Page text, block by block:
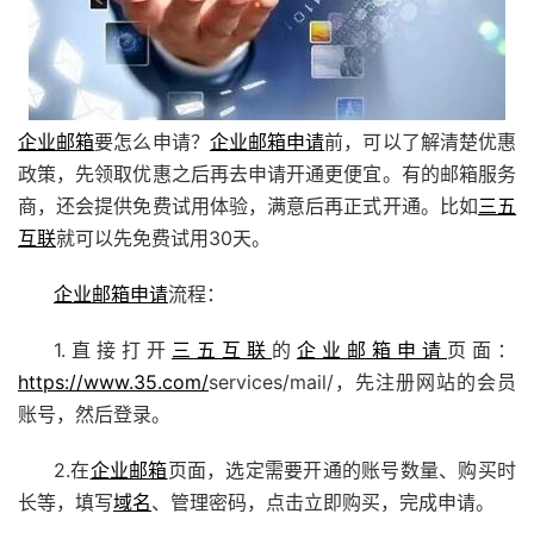
企业邮箱要怎么申请？ 企业邮箱申请前，可以了解清楚优惠
政策，先领取优惠之后再去申请开通更便宜。有的邮箱服务
商，还会提供免费试用体验，满意后再正式开通。比如三五
互联就可以先免费试用30天。
企业邮箱申请流程：
1.直接打开 三五互联 的 企业邮箱申请 页面：
https://www.35.com/services/mail/，先注册网站的会员
账号，然后登录。
2.在企业邮箱页面，选定需要开通的账号数量、购买时
长等，填写域名、管理密码，点击立即购买，完成申请。